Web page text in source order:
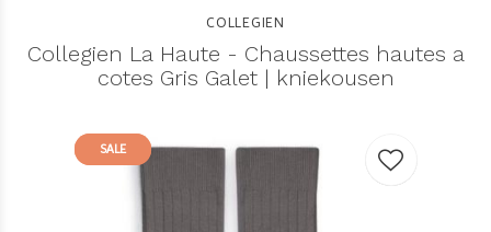
COLLEGIEN
Collegien La Haute - Chaussettes hautes a
cotes Gris Galet | kniekousen
SALE
SALE